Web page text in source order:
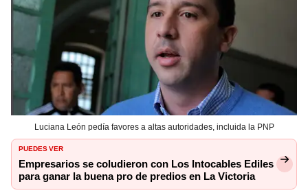
Luciana León pedía favores a altas autoridades, incluida la PNP
PUEDES VER
Empresarios se coludieron con Los Intocables Ediles
para ganar la buena pro de predios en La Victoria